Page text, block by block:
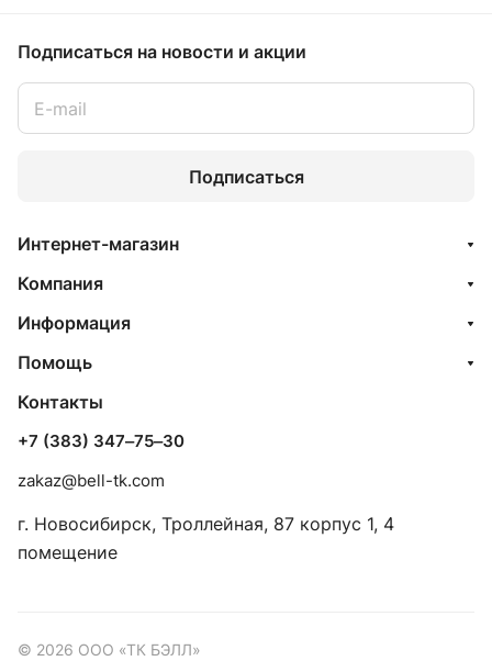
Подписаться на новости и акции
Подписаться
Интернет-магазин
Компания
Информация
Помощь
Контакты
+7 (383) 347‒75‒30
zakaz@bell-tk.com
г. Новосибирск, ​Троллейная, 87 корпус 1, 4
помещение
© 2026 ООО «ТК БЭЛЛ»